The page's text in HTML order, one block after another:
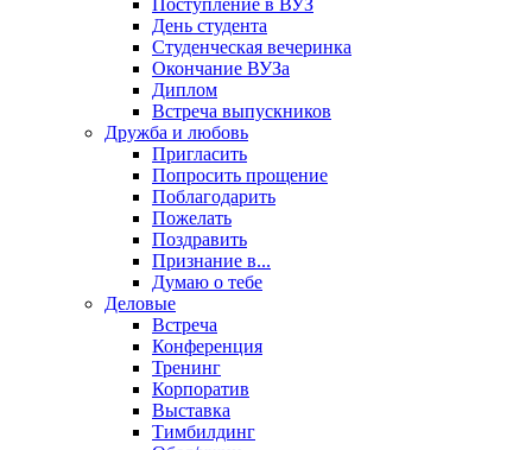
Поступление в ВУЗ
День студента
Студенческая вечеринка
Окончание ВУЗа
Диплом
Встреча выпускников
Дружба и любовь
Пригласить
Попросить прощение
Поблагодарить
Пожелать
Поздравить
Признание в...
Думаю о тебе
Деловые
Встреча
Конференция
Тренинг
Корпоратив
Выставка
Тимбилдинг